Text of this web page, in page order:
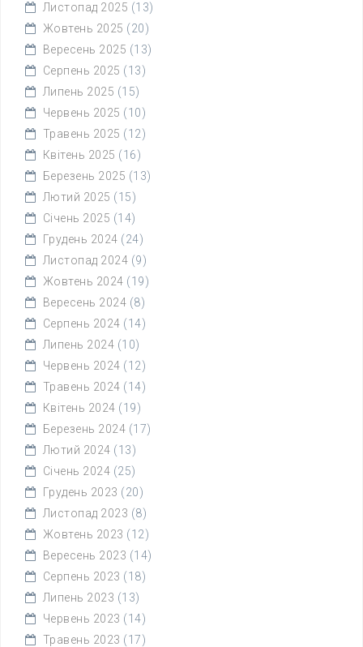
Листопад 2025 (13)
Жовтень 2025 (20)
Вересень 2025 (13)
Серпень 2025 (13)
Липень 2025 (15)
Червень 2025 (10)
Травень 2025 (12)
Квітень 2025 (16)
Березень 2025 (13)
Лютий 2025 (15)
Січень 2025 (14)
Грудень 2024 (24)
Листопад 2024 (9)
Жовтень 2024 (19)
Вересень 2024 (8)
Серпень 2024 (14)
Липень 2024 (10)
Червень 2024 (12)
Травень 2024 (14)
Квітень 2024 (19)
Березень 2024 (17)
Лютий 2024 (13)
Січень 2024 (25)
Грудень 2023 (20)
Листопад 2023 (8)
Жовтень 2023 (12)
Вересень 2023 (14)
Серпень 2023 (18)
Липень 2023 (13)
Червень 2023 (14)
Травень 2023 (17)